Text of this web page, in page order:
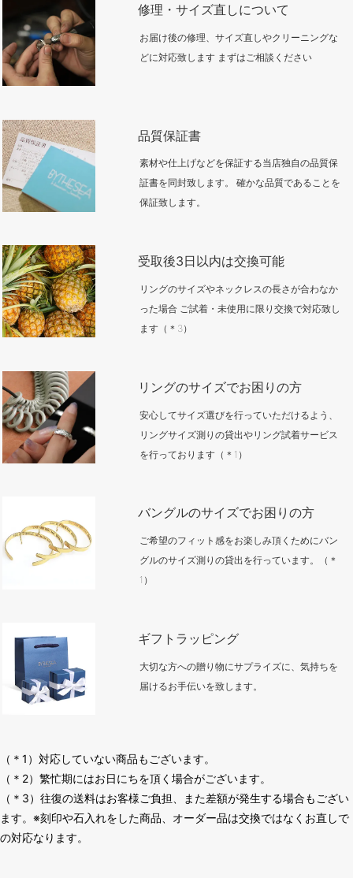
修理・サイズ直しについて
お届け後の修理、サイズ直しやクリーニングな
どに対応致します まずはご相談ください
品質保証書
素材や仕上げなどを保証する当店独自の品質保
証書を同封致します。 確かな品質であることを
保証致します。
受取後3日以内は交換可能
リングのサイズやネックレスの長さが合わなか
った場合 ご試着・未使用に限り交換で対応致し
ます（＊3）
リングのサイズでお困りの方
安心してサイズ選びを行っていただけるよう、
リングサイズ測りの貸出やリング試着サービス
を行っております（＊1）
バングルのサイズでお困りの方
ご希望のフィット感をお楽しみ頂くためにバン
グルのサイズ測りの貸出を行っています。（＊
1）
ギフトラッピング
大切な方への贈り物にサプライズに、気持ちを
届けるお手伝いを致します。
（＊1）対応していない商品もございます。
（＊2）繁忙期にはお日にちを頂く場合がございます。
（＊3）往復の送料はお客様ご負担、また差額が発生する場合もござい
ます。※刻印や石入れをした商品、オーダー品は交換ではなくお直しで
の対応なります。